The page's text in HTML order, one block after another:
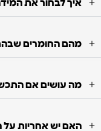
איך לבחור את
מהם החומרים
מה עושים אם
האם יש אחריות על